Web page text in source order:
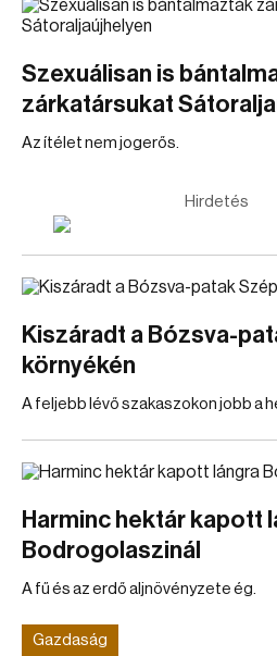
Szexuálisan is
zárkatársukat
Az ítélet nem jogerős.
Hirdetés
Kiszáradt a Bózsva-
környékén
A feljebb lévő szakaszokon jobb a
Harminc hektár kapott
Bodrogolaszinál
A fű és az erdő aljnövényzete ég.
Gazdaság